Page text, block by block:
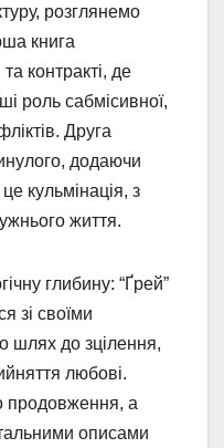
розглянемо
книга
контракті, де
роль сабмісивної,
Друга
додаючи
кульмінація, з
життя.
глибину: “Ґрей”
зі своїми
шлях до зцілення,
любові.
продовження, а
описами